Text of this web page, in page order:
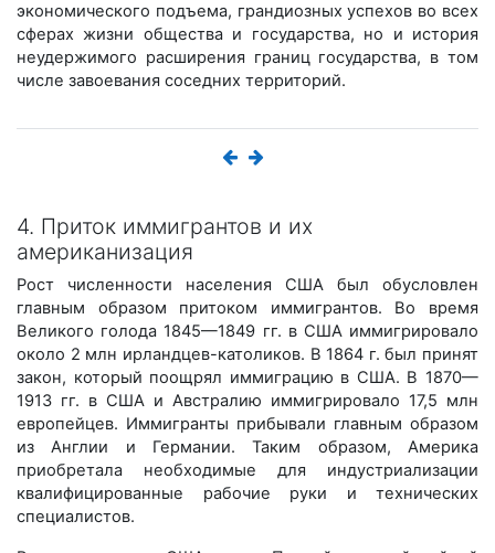
экономического подъема, грандиозных успехов во всех
сферах жизни общества и государства, но и история
неудержимого расширения границ государства, в том
числе завоевания соседних территорий.
4. Приток иммигрантов и их
американизация
Рост численности населения США был обусловлен
главным образом притоком иммигрантов. Во время
Великого голода 1845—1849 гг. в США иммигрировало
около 2 млн ирландцев-католиков. В 1864 г. был принят
закон, который поощрял иммиграцию в США. В 1870—
1913 гг. в США и Австралию иммигрировало 17,5 млн
европейцев. Иммигранты прибывали главным образом
из Англии и Германии. Таким образом, Америка
приобретала необходимые для индустриализации
квалифицированные рабочие руки и технических
специалистов.